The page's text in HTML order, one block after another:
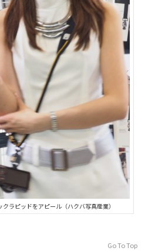
ラピッドをアピール（ハクバ写真産業）
Go To Top